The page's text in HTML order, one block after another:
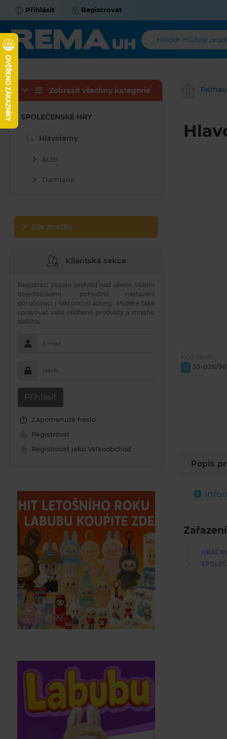
Přihlásit Registrovat
Hledat můžete
Kód zboží:
U 33-026/
Popis
Zařazení
Zobrazit všechny kategorie
SPOLEČENSKÉ HRY
Hlavolamy
ALBI
Tramtárie
Dle značky
Klientská sekce
Registrací získáte přehled nad všemi Vašimi
objednávkami, pohodlné nastavení
doručovací i fakturační adresy. Můžete také
spravovat vaše oblíbené produkty a mnoho
dalšího.
E-mail
Heslo
Přihlásit
Zapomenuté heslo
Registrovat
Registrovat jako Velkoobchod